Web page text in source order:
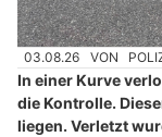
03.08.26 VON
In einer Kurve
die Kontrolle.
liegen. Verletzt